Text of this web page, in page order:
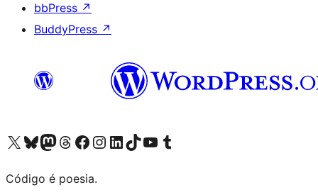
bbPress ↗
BuddyPress ↗
Visite a nossa conta X (antigo Twitter)
Visit our Bluesky account
Visit our Mastodon account
Visit our Threads account
Visite a nossa página do Facebook
Visite a nossa conta no Instagram
Visite a nossa conta no LinkedIn
Visit our TikTok account
Visit our YouTube channel
Visit our Tumblr account
Código é poesia.